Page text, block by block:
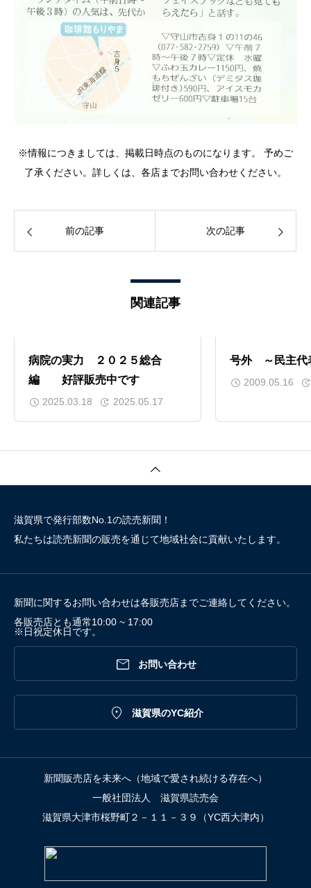
※情報につきましては、掲載日時点のものになります。 予めご
了承ください。詳しくは、各店までお問い合わせください。
前の記事 次の記事
関連記事
病院の実力 ２０２５総合
編 好評販売中です
2025.03.18 2025.05.17
号外 ～民主代
2009.05.16
滋賀県で発行部数No.1の読売新聞！
私たちは読売新聞の販売を通じて地域社会に貢献いたします。
新聞に関するお問い合わせは各販売店までご連絡してください。
各販売店とも通常10:00 ~ 17:00
※日祝定休日です。
 お問い合わせ
 滋賀県のYC紹介
新聞販売店を未来へ（地域で愛され続ける存在へ）
一般社団法人 滋賀県読売会
滋賀県大津市桜野町２－１１－３９（YC西大津内）